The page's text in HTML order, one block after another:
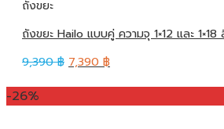
ถังขยะ
ถังขยะ Hailo แบบคู่ ความจุ 1×12 และ
9,390฿ 7,390฿
-26%